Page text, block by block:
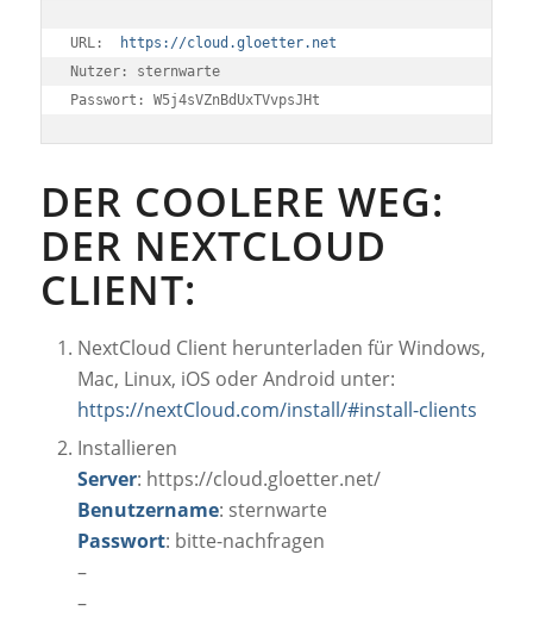
URL:
https://cloud.gloetter.net
Nutzer: sternwarte
Passwort: W5j4sVZnBdUxTVvpsJHt
DER COOLERE WEG:
DER NEXTCLOUD
CLIENT:
NextCloud Client herunterladen für Windows,
Mac, Linux, iOS oder Android unter:
https://nextCloud.com/install/#install-clients
Installieren
Server: https://cloud.gloetter.net/
Benutzername: sternwarte
Passwort: bitte-nachfragen
–
–